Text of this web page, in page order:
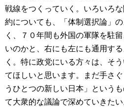
戦線をつくっていく。いろいろ
約についても、「体制選択論」
く、７０年間も外国の軍隊を駐
いのかと、右にも左にも通用す
く。特に政党にいる方々は、そ
てほしいと思います。まだ手さ
うひとつの新しい日本」という
て大衆的な議論で深めていきたい